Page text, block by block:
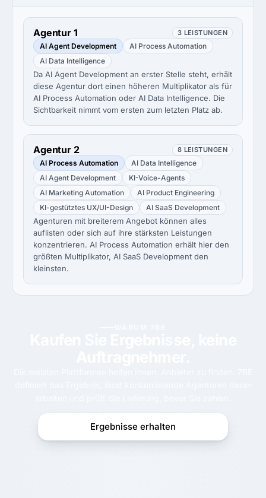
Agentur 1 3 LEISTUNGEN
AI Agent Development
AI Process Automation
AI Data Intelligence
Da AI Agent Development an erster Stelle steht, erhält
diese Agentur dort einen höheren Multiplikator als für
AI Process Automation oder AI Data Intelligence. Die
Sichtbarkeit nimmt vom ersten zum letzten Platz ab.
Agentur 2 8 LEISTUNGEN
AI Process Automation
AI Data Intelligence
AI Agent Development
KI-Voice-Agents
AI Marketing Automation
AI Product Engineering
KI-gestütztes UX/UI-Design
AI SaaS Development
Agenturen mit breiterem Angebot können alles
auflisten oder sich auf ihre stärksten Leistungen
konzentrieren. AI Process Automation erhält hier den
größten Multiplikator, AI SaaS Development den
kleinsten.
Ergebnisse erhalten